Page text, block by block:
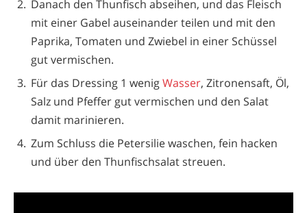
Danach den Thunfisch abseihen, und das Fleisch
mit einer Gabel auseinander teilen und mit den
Paprika, Tomaten und Zwiebel in einer Schüssel
gut vermischen.
Für das Dressing 1 wenigWasser, Zitronensaft, Öl,
Salz und Pfeffer gut vermischen und den Salat
damit marinieren.
Zum Schluss die Petersilie waschen, fein hacken
und über den Thunfischsalat streuen.